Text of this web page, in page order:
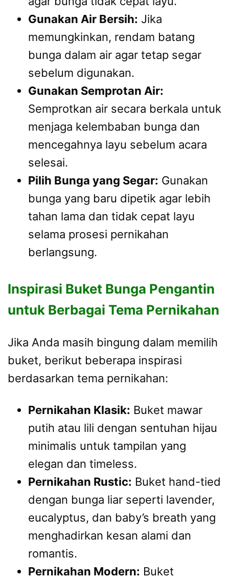
Gunakan Air Bersih: Jika
memungkinkan, rendam batang
bunga dalam air agar tetap segar
sebelum digunakan.
Gunakan Semprotan Air:
Semprotkan air secara berkala untuk
menjaga kelembaban bunga dan
mencegahnya layu sebelum acara
selesai.
Pilih Bunga yang Segar: Gunakan
bunga yang baru dipetik agar lebih
tahan lama dan tidak cepat layu
selama prosesi pernikahan
berlangsung.
Inspirasi Buket Bunga Pengantin
untuk Berbagai Tema Pernikahan
Jika Anda masih bingung dalam memilih
buket, berikut beberapa inspirasi
berdasarkan tema pernikahan:
Pernikahan Klasik: Buket mawar
putih atau lili dengan sentuhan hijau
minimalis untuk tampilan yang
elegan dan timeless.
Pernikahan Rustic: Buket hand-tied
dengan bunga liar seperti lavender,
eucalyptus, dan baby’s breath yang
menghadirkan kesan alami dan
romantis.
Pernikahan Modern: Buket